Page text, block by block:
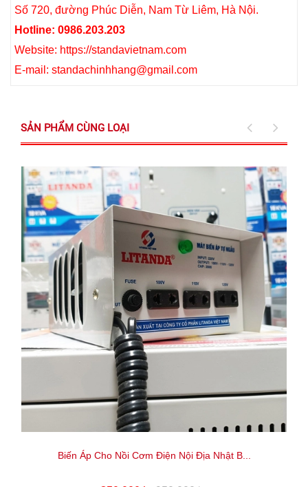
Số 720, đường Phúc Diễn, Nam Từ Liêm, Hà Nội.
Hotline: 0986.203.203
Website: https://standavietnam.com
E-mail: standachinhhang@gmail.com
SẢN PHẨM CÙNG LOẠI
Biến Áp Cho Nồi Cơm Điện Nội Địa Nhật B...